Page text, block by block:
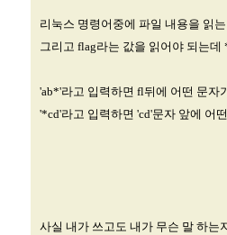
리눅스 명령어중에 파일 내용을 읽
그리고 flag라는 값을 읽어야 되는
'ab*'라고 입력하면 fl뒤에 어떤 문자
'*cd'라고 입력하면 'cd'문자 앞에 어
사실 내가 쓰고도 내가 무슨 말 하는